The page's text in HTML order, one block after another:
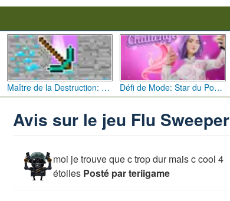
Maître de la Destruction: Fusion de Pioches Défi de Mode: Star du Podium
Avis sur le jeu Flu Sweeper
moi je trouve que c trop dur mais c cool 4
étoiles Posté par teriigame